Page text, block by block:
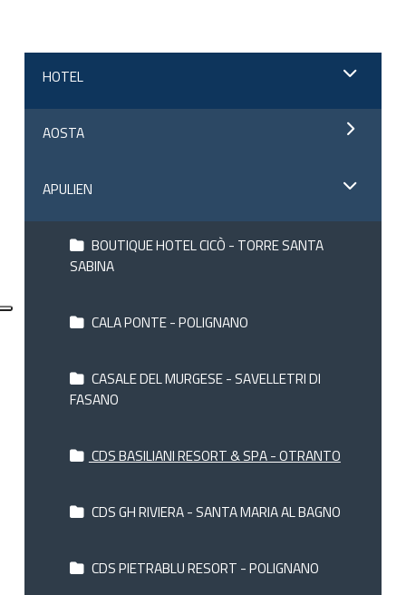
HOTEL
AOSTA
APULIEN
BOUTIQUE HOTEL CICÒ - TORRE SANTA
SABINA
CALA PONTE - POLIGNANO
CASALE DEL MURGESE - SAVELLETRI DI
FASANO
CDS BASILIANI RESORT & SPA - OTRANTO
CDS GH RIVIERA - SANTA MARIA AL BAGNO
CDS PIETRABLU RESORT - POLIGNANO